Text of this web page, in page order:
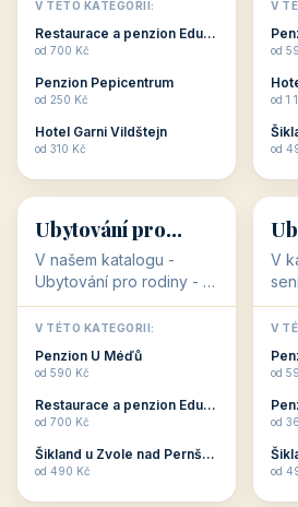
dovolenou přímo
souvisejí. Aktivní
odpočinek jso...
V TÉTO KATEGORII:
Restaurace a penzion Eduard
od 700 Kč
Penzion Pepicentrum
od 250 Kč
Hotel Garni Vildštejn
od 310 Kč
c...
V
od
od 1
od
👨‍👩‍👧‍👦
34 objektů
Ubytování pro
rodiny
V našem katalogu -
Ubytování pro rodiny -
jsou pro Vás připraveny
objekty, které svojí
polohou či vybaveností,
nabízí klidné ubytování
V TÉTO KATEGORII:
Penzion U Méďů
od 590 Kč
Restaurace a penzion Eduard
od 700 Kč
Šikland u Zvole nad Pernštejnem
od 490 Kč
V
V
od
od
od
💕